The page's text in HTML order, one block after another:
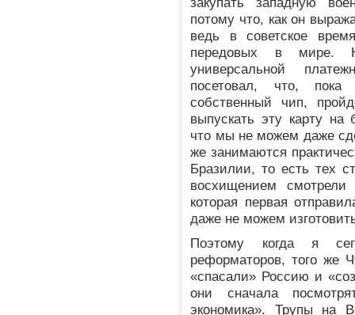
потому что, как он
ведь в советское
передовых в мире.
универсальной
посетовал, что,
собственный чип,
выпускать эту карту на
что мы не можем даже
же занимаются
Бразилии, то есть тех
восхищением
которая первая
даже не можем
Поэтому когда я
реформаторов, того же
«спасали» Россию и
они сначала
экономика». Трупы на